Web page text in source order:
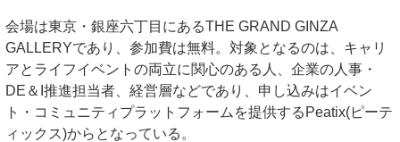
会場は東京・銀座六丁目にあるTHE GRAND GINZA
GALLERYであり、参加費は無料。対象となるのは、キャリ
アとライフイベントの両立に関心のある人、企業の人事・
DE＆I推進担当者、経営層などであり、申し込みはイベン
ト・コミュニティプラットフォームを提供するPeatix(ピーテ
ィックス)からとなっている。